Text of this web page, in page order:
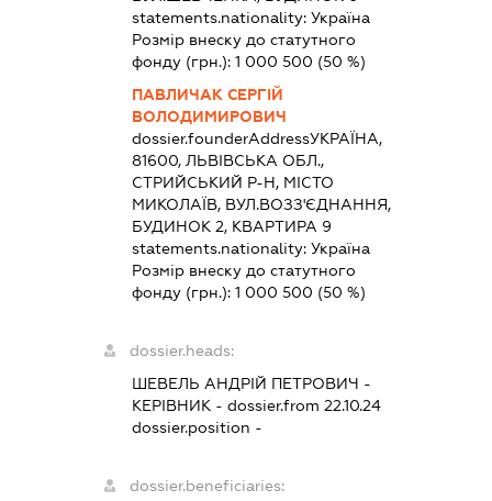
statements.nationality: Україна
Розмір внеску до статутного
фонду (грн.): 1 000 500 (50 %)
ПАВЛИЧАК СЕРГІЙ
ВОЛОДИМИРОВИЧ
dossier.founderAddressУКРАЇНА,
81600, ЛЬВІВСЬКА ОБЛ.,
СТРИЙСЬКИЙ Р-Н, МІСТО
МИКОЛАЇВ, ВУЛ.ВОЗЗ'ЄДНАННЯ,
БУДИНОК 2, КВАРТИРА 9
statements.nationality: Україна
Розмір внеску до статутного
фонду (грн.): 1 000 500 (50 %)
dossier.heads:
ШЕВЕЛЬ АНДРІЙ ПЕТРОВИЧ -
КЕРІВНИК- dossier.from 22.10.24
dossier.position -
dossier.beneficiaries: